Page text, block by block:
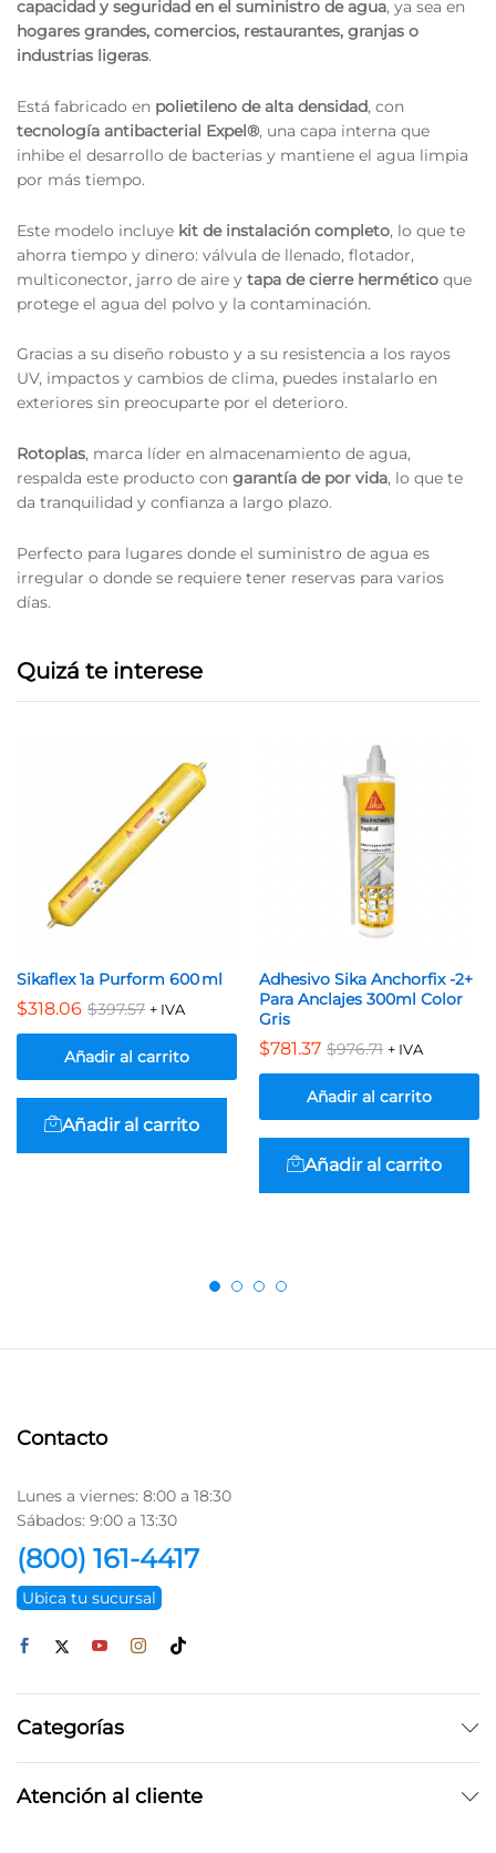
capacidad y seguridad en el suministro de agua, ya sea en
hogares grandes, comercios, restaurantes, granjas o
industrias ligeras.
Está fabricado en polietileno de alta densidad, con
tecnología antibacterial Expel®, una capa interna que
inhibe el desarrollo de bacterias y mantiene el agua limpia
por más tiempo.
Este modelo incluye kit de instalación completo, lo que te
ahorra tiempo y dinero: válvula de llenado, flotador,
multiconector, jarro de aire y tapa de cierre hermético que
protege el agua del polvo y la contaminación.
Gracias a su diseño robusto y a su resistencia a los rayos
UV, impactos y cambios de clima, puedes instalarlo en
exteriores sin preocuparte por el deterioro.
Rotoplas, marca líder en almacenamiento de agua,
respalda este producto con garantía de por vida, lo que te
da tranquilidad y confianza a largo plazo.
Perfecto para lugares donde el suministro de agua es
irregular o donde se requiere tener reservas para varios
días.
Quizá te interese
Sikaflex 1a Purform 600 ml
$318.06 $397.57 + IVA
Añadir al carrito
Añadir al carrito
Adhesivo Sika Anchorfix -2+
Para Anclajes 300ml Color
Gris
$781.37 $976.71 + IVA
Añadir al carrito
Añadir al carrito
Contacto
Lunes a viernes: 8:00 a 18:30
Sábados: 9:00 a 13:30
(800) 161-4417
Ubica tu sucursal
Categorías
Atención al cliente